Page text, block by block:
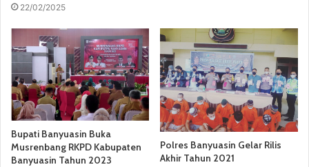
22/02/2025
Bupati Banyuasin Buka
Musrenbang RKPD Kabupaten
Banyuasin Tahun 2023
Polres Banyuasin Gelar Rilis
Akhir Tahun 2021